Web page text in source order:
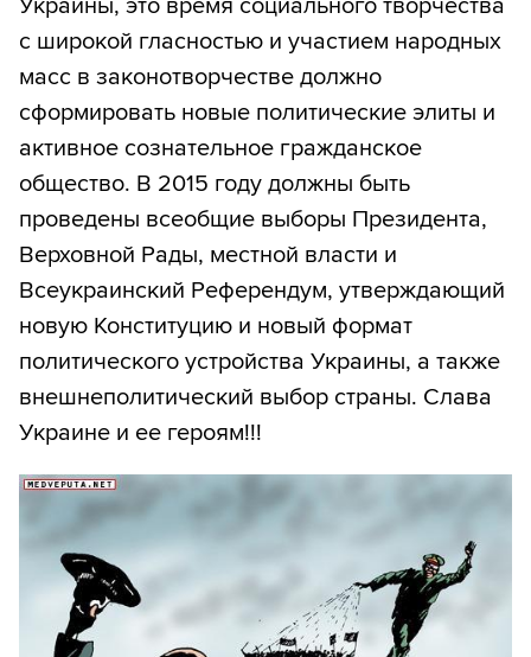
Украины, это время социального творчества
с широкой гласностью и участием народных
масс в законотворчестве должно
сформировать новые политические элиты и
активное сознательное гражданское
общество. В 2015 году должны быть
проведены всеобщие выборы Президента,
Верховной Рады, местной власти и
Всеукраинский Референдум, утверждающий
новую Конституцию и новый формат
политического устройства Украины, а также
внешнеполитический выбор страны. Слава
Украине и ее героям!!!